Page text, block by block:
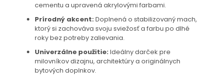
cementu a upravená akrylovými farbami.
Prírodný akcent: Doplnená o stabilizovaný mach,
ktorý si zachováva svoju sviežosť a farbu po dlhé
roky bez potreby zalievania.
Univerzálne použitie: Ideálny darček pre
milovníkov dizajnu, architektúry a originálnych
bytových doplnkov.